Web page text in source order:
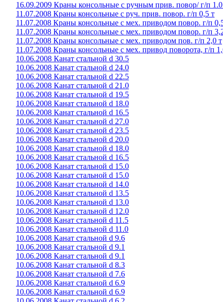
16.09.2009 Краны консольные с ручным прив. повор/ г/п
11.07.2008 Краны консольные с руч. прив. повор. г/п 0,5 т
11.07.2008 Краны консольные с мех. приводом повор. г/п
11.07.2008 Краны консольные с мех. приводом повор. г/п
11.07.2008 Краны консольные с мех. приводом пов. г/п 2,0 т
11.07.2008 Краны консольные с мех. привод поворота, г/п
10.06.2008 Канат стальной d 30.5
10.06.2008 Канат стальной d 24.0
10.06.2008 Канат стальной d 22.5
10.06.2008 Канат стальной d 21.0
10.06.2008 Канат стальной d 19.5
10.06.2008 Канат стальной d 18.0
10.06.2008 Канат стальной d 16.5
10.06.2008 Канат стальной d 27.0
10.06.2008 Канат стальной d 23.5
10.06.2008 Канат стальной d 20.0
10.06.2008 Канат стальной d 18.0
10.06.2008 Канат стальной d 16.5
10.06.2008 Канат стальной d 15.0
10.06.2008 Канат стальной d 15.0
10.06.2008 Канат стальной d 14.0
10.06.2008 Канат стальной d 13.5
10.06.2008 Канат стальной d 13.0
10.06.2008 Канат стальной d 12.0
10.06.2008 Канат стальной d 11.5
10.06.2008 Канат стальной d 11.0
10.06.2008 Канат стальной d 9.6
10.06.2008 Канат стальной d 9.1
10.06.2008 Канат стальной d 9.1
10.06.2008 Канат стальной d 8.3
10.06.2008 Канат стальной d 7.6
10.06.2008 Канат стальной d 6.9
10.06.2008 Канат стальной d 6.9